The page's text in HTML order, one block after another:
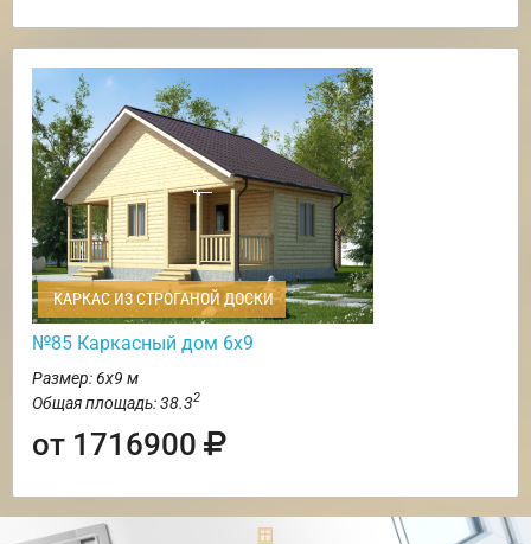
КАРКАС ИЗ СТРОГАНОЙ ДОСКИ
№85 Каркасный дом 6х9
Размер: 6х9 м
Общая площадь: 38.32
от 1716900